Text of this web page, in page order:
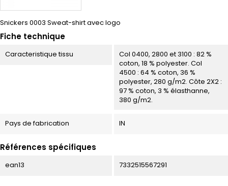
Snickers 0003 Sweat-shirt avec logo
Fiche technique
Caracteristique tissu
Col 0400, 2800 et 3100 : 82 %
coton, 18 % polyester. Col
4500 : 64 % coton, 36 %
polyester, 280 g/m2. Côte 2X2 :
97 % coton, 3 % élasthanne,
380 g/m2.
Pays de fabrication IN
Références spécifiques
ean13 7332515567291